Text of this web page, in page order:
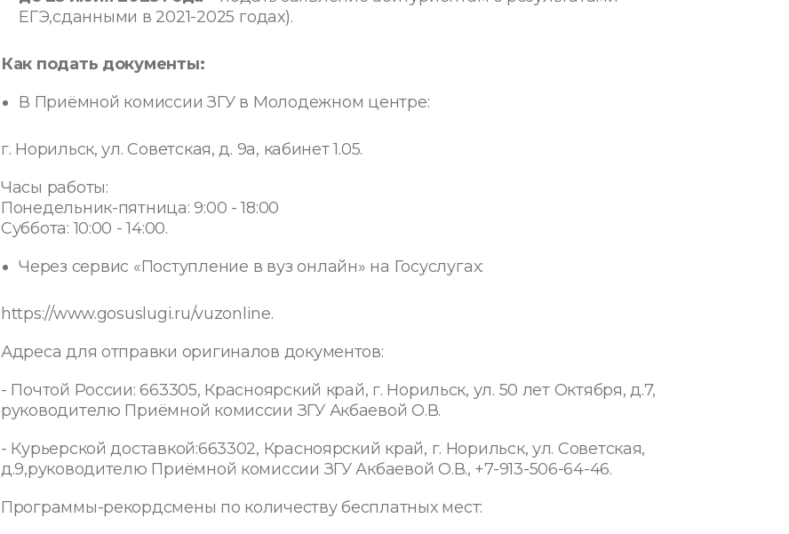
ЕГЭ,сданными в 2021-2025 годах).
Как подать документы:
В Приёмной комиссии ЗГУ в Молодежном центре:
г. Норильск, ул. Советская, д. 9а, кабинет 1.05.
Часы работы:
Понедельник-пятница: 9:00 - 18:00
Суббота: 10:00 - 14:00.
Через сервис «Поступление в вуз онлайн» на Госуслугах:
https://www.gosuslugi.ru/vuzonline.
Адреса для отправки оригиналов документов:
- Почтой России: 663305, Красноярский край, г. Норильск, ул. 50 лет Октября, д.7,
руководителю Приёмной комиссии ЗГУ Акбаевой О.В.
- Курьерской доставкой:663302, Красноярский край, г. Норильск, ул. Советская,
д.9,руководителю Приёмной комиссии ЗГУ Акбаевой О.В., +7-913-506-64-46.
Программы-рекордсмены по количеству бесплатных мест: